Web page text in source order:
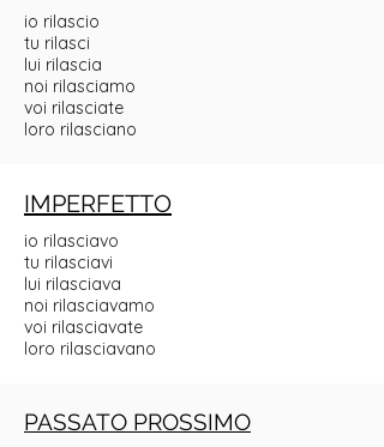
io rilascio
tu rilasci
lui rilascia
noi rilasciamo
voi rilasciate
loro rilasciano
IMPERFETTO
io rilasciavo
tu rilasciavi
lui rilasciava
noi rilasciavamo
voi rilasciavate
loro rilasciavano
PASSATO PROSSIMO